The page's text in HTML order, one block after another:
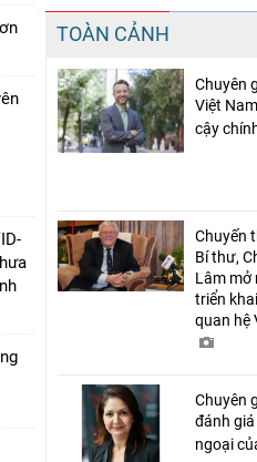
Chia sẻ
Facebook
TOÀN CẢNH
Chuyên
Việt
cậy
Chuyến
Bí thư,
Lâm mở
triển
quan hệ
Chuyên
đánh
ngoại